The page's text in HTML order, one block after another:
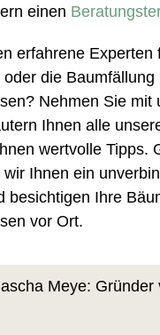
einen
erfahrene Experten
die Baumfällung
Nehmen Sie mit
Ihnen alle
wertvolle Tipps.
wir Ihnen ein
besichtigen Ihre
vor Ort.